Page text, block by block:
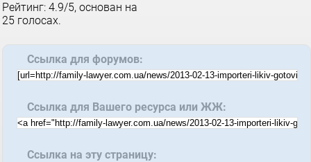
Рейтинг: 4.9/5, основан на
25 голосах.
Ссылка для форумов:
Ссылка для Вашего ресурса или ЖЖ:
Ссылка на эту страницу: